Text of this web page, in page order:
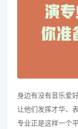
身边有没有音乐爱
让他们发挥才华、
专业正是这样一个